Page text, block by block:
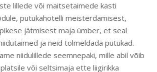
lillede või maitsetaimede kasti
putukahotelli meisterdamisest,
jätmisest maja ümber, et seal
ja neid tolmeldada putukad.
niidulillede seemnepaki, mille abil võib
või seltsimaja ette liigirikka